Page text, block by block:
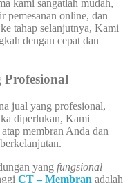
kami sangatlah mudah,
pemesanan online, dan
tahap selanjutnya, Kami
dengan cepat dan
jual yang profesional,
diperlukan, Kami
membran Anda dan
yang fungsional
CT – Membran adalah